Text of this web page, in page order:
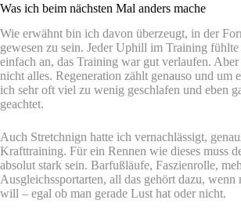
Was ich beim nächsten Mal anders mache
Wie erwähnt bin ich davon überzeugt, in der
gewesen zu sein. Jeder Uphill im Training
einfach an, das Training war gut verlaufen.
nicht alles. Regeneration zählt genauso und um
ich sehr oft viel zu wenig geschlafen und eben
geachtet.
Auch Stretchnign hatte ich vernachlässigt,
Krafttraining. Für ein Rennen wie dieses muss
absolut stark sein. Barfußläufe, Faszienrolle,
Ausgleichssportarten, all das gehört dazu, wenn
will – egal ob man gerade Lust hat oder nicht.